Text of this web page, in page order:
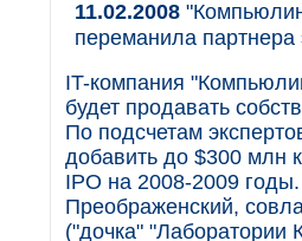
11.02.2008
переманила партнера
IT-компания
будет продавать
По подсчетам
добавить до $300 млн
IPO на 2008-2009
Преображенский,
("дочка" "Лаборатории